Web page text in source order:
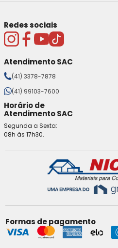
Redes sociais
Atendimento SAC
(41) 3378-7878
(41) 99103-7600
Horário de
Atendimento SAC
Segunda a Sexta:
08h às 17h30.
Formas de pagamento